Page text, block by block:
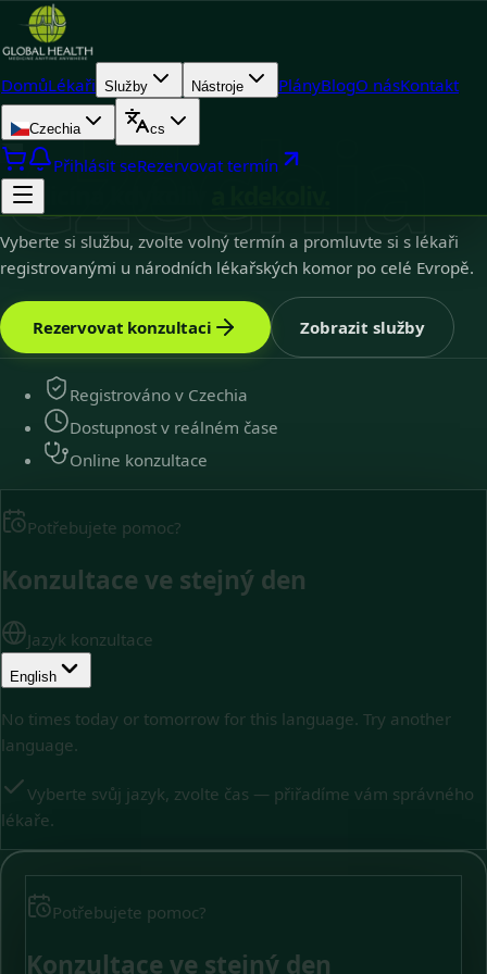
DomůLékaři Služby Nástroje PlányBlogO násKontakt
Czechia cs
Přihlásit seRezervovat termín
Czechia
Czechia k dispozici
Medicína kdykoliv
Vyberte si službu, zvolte volný termín a promluvte si s lékaři
registrovanými u národních lékařských komor po celé Evropě.
Rezervovat konzultaci Zobrazit služby
Registrováno v Czechia
Dostupnost v reálném čase
Online konzultace
Potřebujete pomoc?
Konzultace ve stejný den
Jazyk konzultace
English
No times today or tomorrow for this language. Try another
language.
Vyberte svůj jazyk, zvolte čas — přiřadíme vám správného
lékaře.
Potřebujete pomoc?
Konzultace ve stejný den